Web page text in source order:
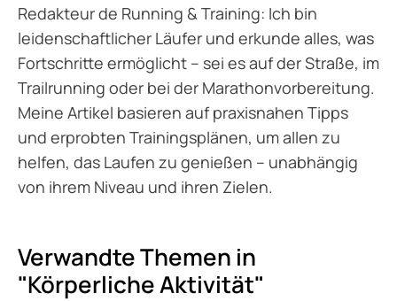
Redakteur de Running & Training: Ich bin
leidenschaftlicher Läufer und erkunde alles, was
Fortschritte ermöglicht – sei es auf der Straße, im
Trailrunning oder bei der Marathonvorbereitung.
Meine Artikel basieren auf praxisnahen Tipps
und erprobten Trainingsplänen, um allen zu
helfen, das Laufen zu genießen – unabhängig
von ihrem Niveau und ihren Zielen.
Verwandte Themen in
"Körperliche Aktivität"